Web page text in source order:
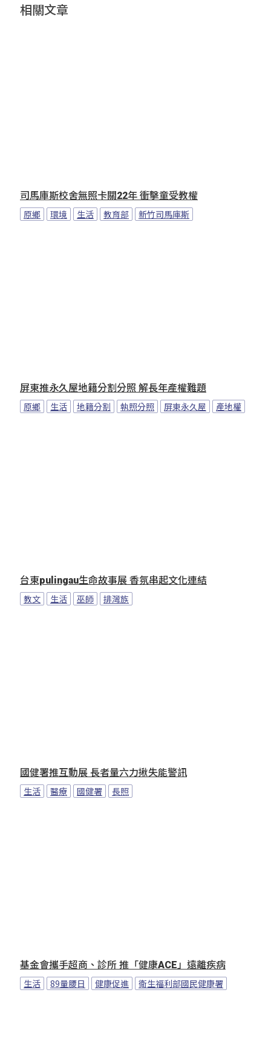
相關文章
司馬庫斯校舍無照卡關22年 衝擊童受教權
原鄉 環境 生活 教育部 新竹司馬庫斯
屏東推永久屋地籍分割分照 解長年產權難題
原鄉 生活 地籍分割 執照分照 屏東永久屋 產地權
台東pulingau生命故事展 香氛串起文化連結
教文 生活 巫師 排灣族
國健署推互動展 長者量六力揪失能警訊
生活 醫療 國健署 長照
基金會攜手超商、診所 推「健康ACE」遠離疾病
生活 89量腰日 健康促進 衛生福利部國民健康署